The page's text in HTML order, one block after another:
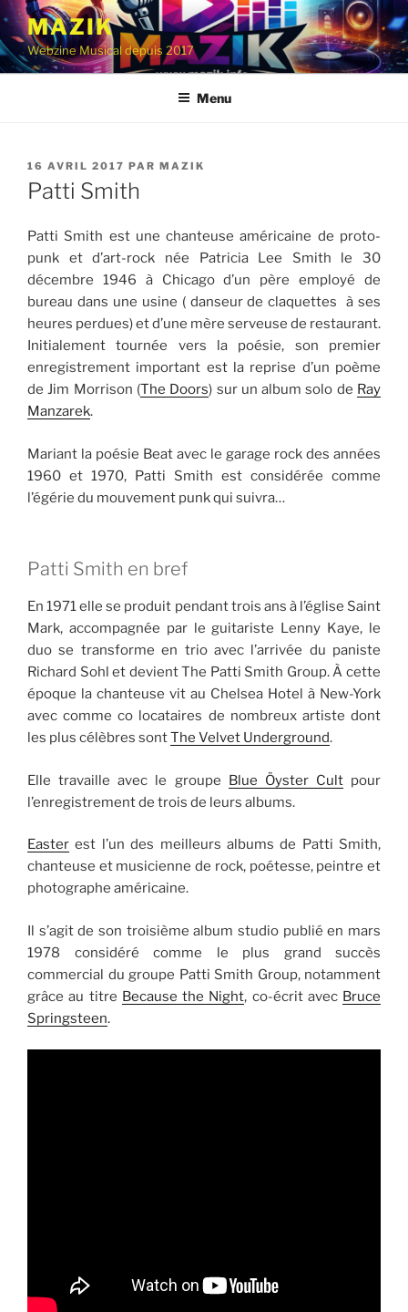
Aller
contenu
principal
MAZIK
Webzine Musical depuis 2017
Menu
PUBLIÉ
LE
16 AVRIL 2017 PAR MAZIK
Patti Smith
Patti Smith est une chanteuse américaine de proto-
punk et d’art-rock née Patricia Lee Smith le 30
décembre 1946 à Chicago d’un père employé de
bureau dans une usine ( danseur de claquettes à ses
heures perdues) et d’une mère serveuse de restaurant.
Initialement tournée vers la poésie, son premier
enregistrement important est la reprise d’un poème
de Jim Morrison (The Doors) sur un album solo de Ray
Manzarek.
Mariant la poésie Beat avec le garage rock des années
1960 et 1970, Patti Smith est considérée comme
l’égérie du mouvement punk qui suivra…
Patti Smith en bref
En 1971 elle se produit pendant trois ans à l’église Saint
Mark, accompagnée par le guitariste Lenny Kaye, le
duo se transforme en trio avec l’arrivée du paniste
Richard Sohl et devient The Patti Smith Group. À cette
époque la chanteuse vit au Chelsea Hotel à New-York
avec comme co locataires de nombreux artiste dont
les plus célèbres sontThe Velvet Underground.
Elle travaille avec le groupe Blue Öyster Cultpour
l’enregistrement de trois de leurs albums.
Easter est l’un des meilleurs albums de Patti Smith,
chanteuse et musicienne de rock, poétesse, peintre et
photographe américaine.
Il s’agit de son troisième album studio publié en mars
1978 considéré comme le plus grand succès
commercial du groupe Patti Smith Group, notamment
grâce au titre Because the Night, co-écrit avec Bruce
Springsteen.